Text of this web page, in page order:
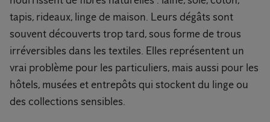
tapis, rideaux, linge de maison. Leurs dégâts sont
souvent découverts trop tard, sous forme de trous
irréversibles dans les textiles. Elles représentent un
vrai problème pour les particuliers, mais aussi pour les
hôtels, musées et entrepôts qui stockent du linge ou
des collections sensibles.